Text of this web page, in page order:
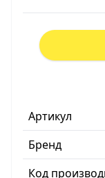
Артикул
Бренд
Код